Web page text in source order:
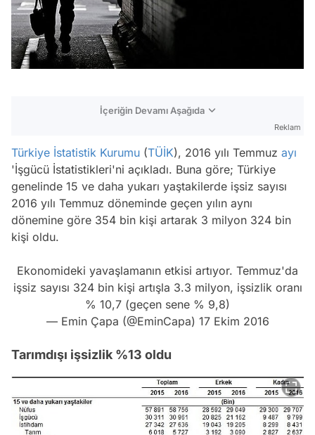
İçeriğin Devamı Aşağıda
Reklam
Türkiye İstatistik Kurumu (TÜİK), 2016 yılı Temmuz ayı
'İşgücü İstatistikleri'ni açıkladı. Buna göre; Türkiye
genelinde 15 ve daha yukarı yaştakilerde işsiz sayısı
2016 yılı Temmuz döneminde geçen yılın aynı
dönemine göre 354 bin kişi artarak 3 milyon 324 bin
kişi oldu.
Ekonomideki yavaşlamanın etkisi artıyor. Temmuz'da
işsiz sayısı 324 bin kişi artışla 3.3 milyon, işsizlik oranı
% 10,7 (geçen sene % 9,8)
— Emin Çapa (@EminCapa) 17 Ekim 2016
Tarımdışı işsizlik %13 oldu